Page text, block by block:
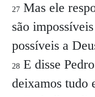
27 Mas ele
são
possíveis a
28 E disse
deixamos tudo